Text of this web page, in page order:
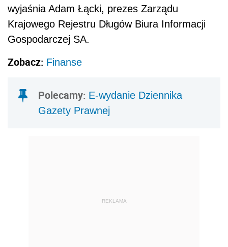
wyjaśnia Adam Łącki, prezes Zarządu
Krajowego Rejestru Długów Biura Informacji
Gospodarczej SA.
Zobacz: Finanse
Polecamy: E-wydanie Dziennika
Gazety Prawnej
REKLAMA